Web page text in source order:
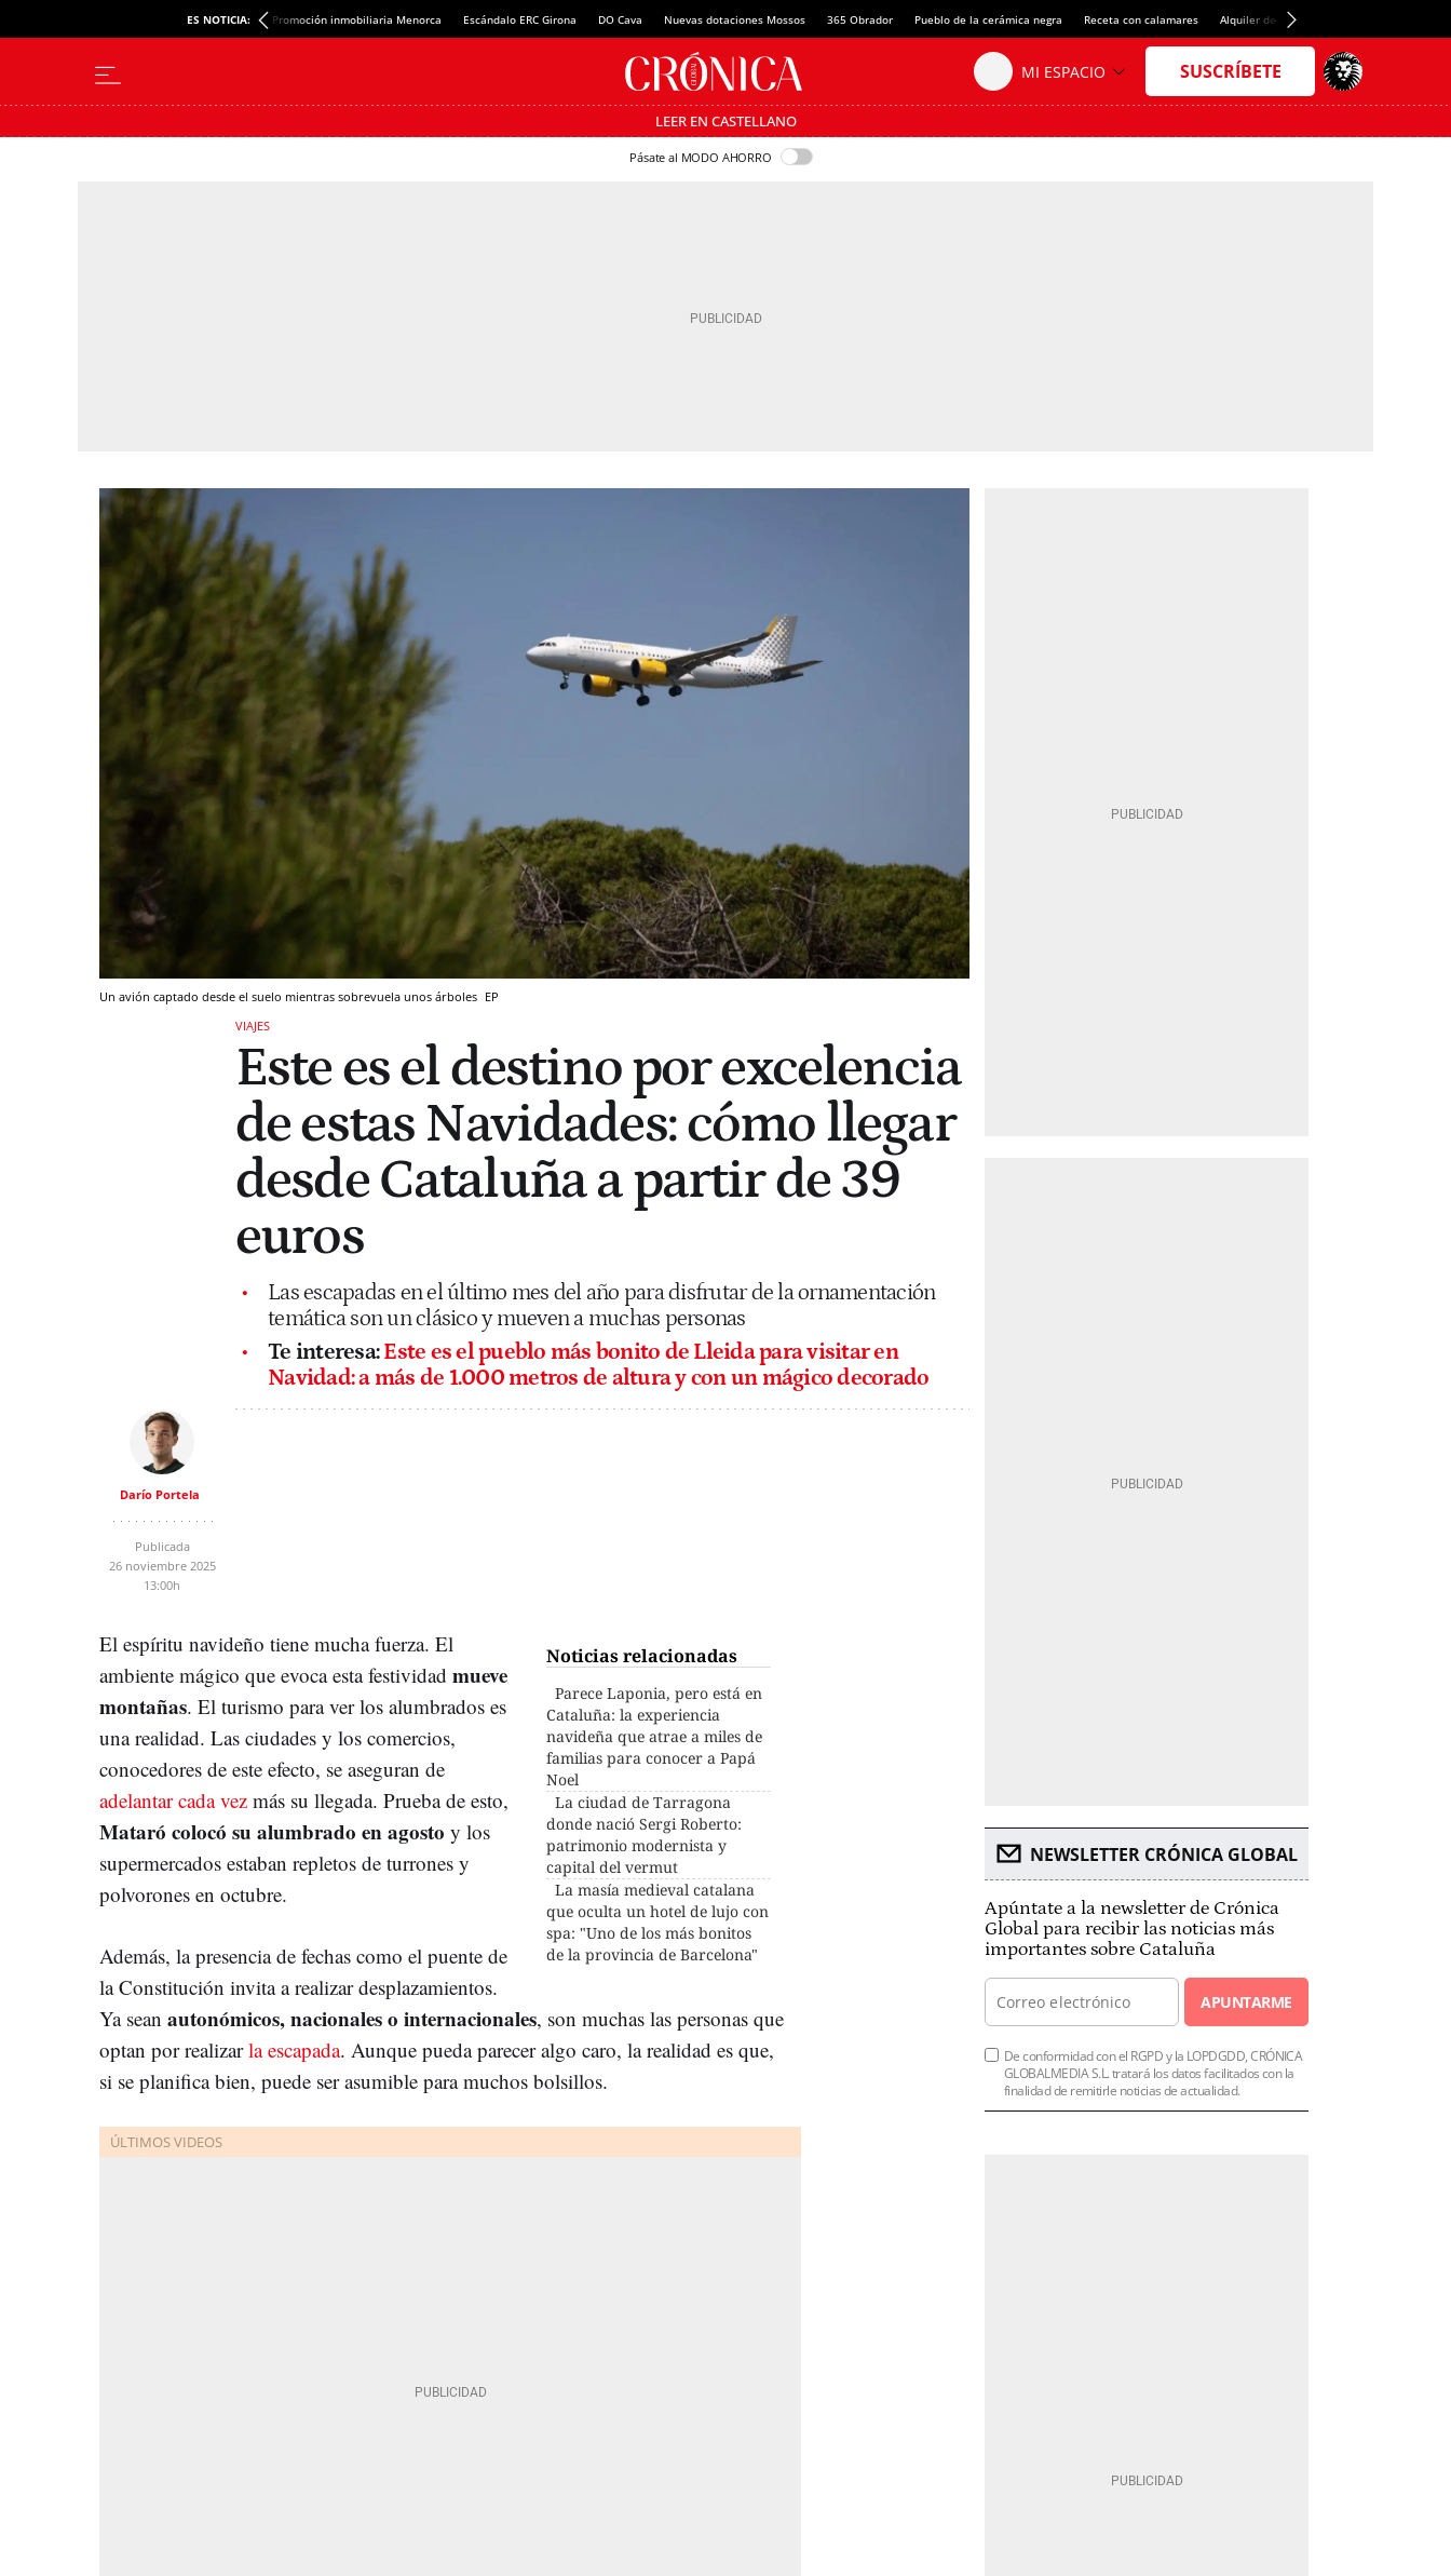
ES NOTICIA: Promoción inmobiliaria Menorca Escándalo ERC Girona DO Cava Nuevas dotaciones Mossos 365 Obrador Pueblo de la cerámica negra Receta con calamares Alquiler de habitaciones en España
LEER EN CASTELLANO
Pásate al MODO AHORRO
Un avión captado desde el suelo mientras sobrevuela unos árboles EP
VIAJES
Este es el destino por excelencia
de estas Navidades: cómo llegar
desde Cataluña a partir de 39
euros
Las escapadas en el último mes del año para disfrutar de la ornamentación
temática son un clásico y mueven a muchas personas
Te interesa:Este es el pueblo más bonito de Lleida para visitar en
Navidad: a más de 1.000 metros de altura y con un mágico decorado
Darío Portela
Publicada
26 noviembre 2025
13:00h
Noticias relacionadas
Parece Laponia, pero está en
Cataluña: la experiencia
navideña que atrae a miles de
familias para conocer a Papá
Noel
La ciudad de Tarragona
donde nació Sergi Roberto:
patrimonio modernista y
capital del vermut
La masía medieval catalana
que oculta un hotel de lujo con
spa: "Uno de los más bonitos
de la provincia de Barcelona"
El espíritu navideño tiene mucha fuerza. El
ambiente mágico que evoca esta festividad mueve
montañas. El turismo para ver los alumbrados es
una realidad. Las ciudades y los comercios,
conocedores de este efecto, se aseguran de
adelantar cada vez más su llegada. Prueba de esto,
Mataró colocó su alumbrado en agosto y los
supermercados estaban repletos de turrones y
polvorones en octubre.
Además, la presencia de fechas como el puente de
la Constitución invita a realizar desplazamientos.
Ya sean autonómicos, nacionales o internacionales, son muchas las personas que
optan por realizarla escapada. Aunque pueda parecer algo caro, la realidad es que,
si se planifica bien, puede ser asumible para muchos bolsillos.
NEWSLETTER CRÓNICA GLOBAL
Apúntate a la newsletter de Crónica
Global para recibir las noticias más
importantes sobre Cataluña
APUNTARME
De conformidad con el RGPD y la LOPDGDD, CRÓNICA
GLOBALMEDIA S.L. tratará los datos facilitados con la
finalidad de remitirle noticias de actualidad.